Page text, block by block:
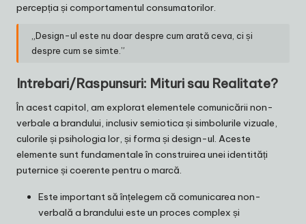
percepția și comportamentul consumatorilor.
„Design-ul este nu doar despre cum arată ceva, ci și
despre cum se simte.”
Intrebari/Raspunsuri: Mituri sau Realitate?
În acest capitol, am explorat elementele comunicării non-
verbale a brandului, inclusiv semiotica și simbolurile vizuale,
culorile și psihologia lor, și forma și design-ul. Aceste
elemente sunt fundamentale în construirea unei identități
puternice și coerente pentru o marcă.
Este important să înțelegem că comunicarea non-
verbală a brandului este un proces complex și